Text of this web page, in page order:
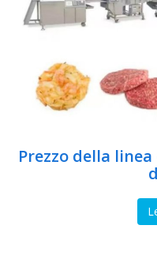
Prezzo della